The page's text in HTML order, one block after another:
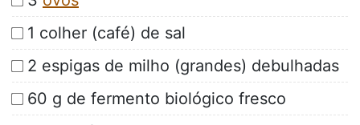
1 colher (café) de sal
2 espigas de milho (grandes) debulhadas
60 g de fermento biológico fresco